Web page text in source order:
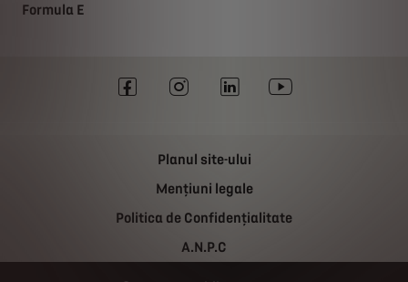
Formula E
Planul site-ului
Mențiuni legale
Politica de Confidențialitate
A.N.P.C